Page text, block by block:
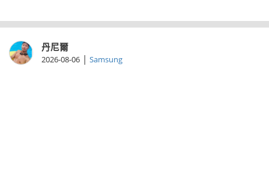
丹尼爾
2026-08-06 | Samsung